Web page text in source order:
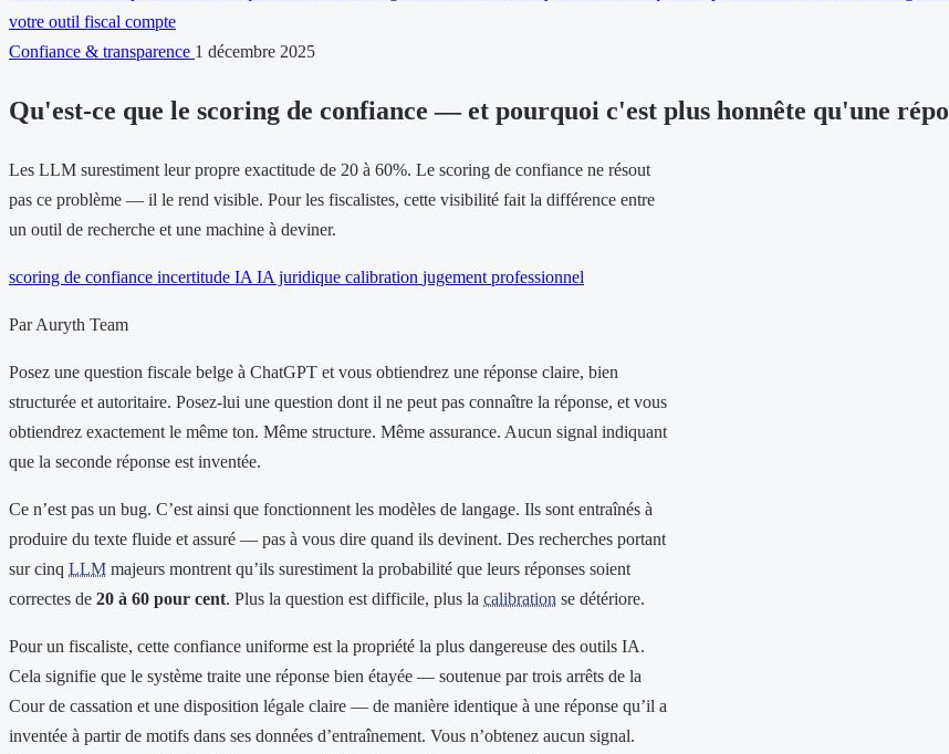
votre outil fiscal compte
Confiance & transparence 1 décembre 2025
Qu'est-ce que le scoring de confiance — et pourquoi c'est plus honnête qu'une
Les LLM surestiment leur propre exactitude de 20 à 60%. Le scoring de confiance ne résout
pas ce problème — il le rend visible. Pour les fiscalistes, cette visibilité fait la différence entre
un outil de recherche et une machine à deviner.
scoring de confiance incertitude IA IA juridique calibration jugement professionnel
Par Auryth Team
Posez une question fiscale belge à ChatGPT et vous obtiendrez une réponse claire, bien
structurée et autoritaire. Posez-lui une question dont il ne peut pas connaître la réponse, et vous
obtiendrez exactement le même ton. Même structure. Même assurance. Aucun signal indiquant
que la seconde réponse est inventée.
Ce n’est pas un bug. C’est ainsi que fonctionnent les modèles de langage. Ils sont entraînés à
produire du texte fluide et assuré — pas à vous dire quand ils devinent. Des recherches portant
sur cinq LLM majeurs montrent qu’ils surestiment la probabilité que leurs réponses soient
correctes de 20 à 60 pour cent. Plus la question est difficile, plus la calibration se détériore.
Pour un fiscaliste, cette confiance uniforme est la propriété la plus dangereuse des outils IA.
Cela signifie que le système traite une réponse bien étayée — soutenue par trois arrêts de la
Cour de cassation et une disposition légale claire — de manière identique à une réponse qu’il a
inventée à partir de motifs dans ses données d’entraînement. Vous n’obtenez aucun signal.